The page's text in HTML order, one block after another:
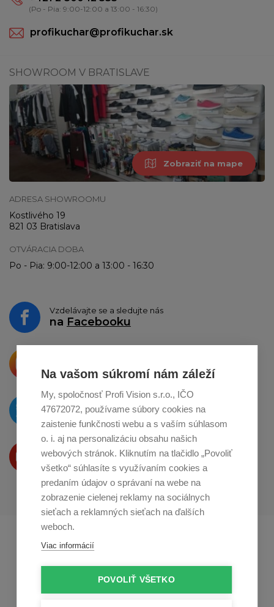
(Po - Pia: 9:00-12:00 a 13:00 - 16:30)
profikuchar@profikuchar.sk
SHOWROOM V BRATISLAVE
Zobraziť na mape
ADRESA SHOWROOMU
Kostlivého 19
821 03 Bratislava
OTVÁRACIA DOBA
Po - Pia: 9:00-12:00 a 13:00 - 16:30
Vzdelávajte se a sledujte nás
na Facebooku
o zdieľanie naInstagrame
O novinkách píšeme
naTwitteri
Produkty Vám predstavujeme
na Youtube
Profikuchař.cz
Na vašom súkromí nám záleží
My, spoločnosť Profi Vision s.r.o., IČO
47672072, používame súbory cookies na
zaistenie funkčnosti webu a s vaším súhlasom
o. i. aj na personalizáciu obsahu našich
webových stránok. Kliknutím na tlačidlo „Povoliť
všetko“ súhlasíte s využívaním cookies a
predaním údajov o správaní na webe na
zobrazenie cielenej reklamy na sociálnych
sieťach a reklamných sieťach na ďalších
weboch.
Viac informácií
POVOLIŤ VŠETKO